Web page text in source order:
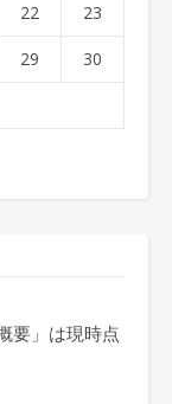
22 23
29 30
要」は現時点